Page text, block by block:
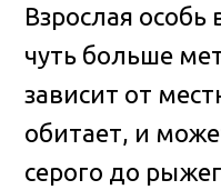
Взрослая особь
чуть больше
зависит от
обитает, и
серого до